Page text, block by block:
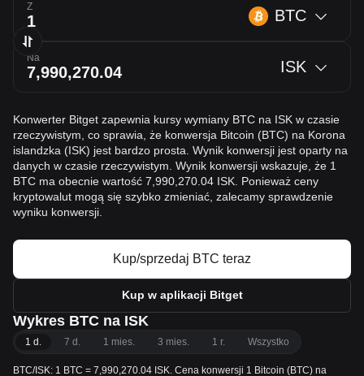
Z BTC
Na ISK
Konwerter Bitget zapewnia kursy wymiany BTC na ISK w czasie
rzeczywistym, co sprawia, że konwersja Bitcoin (BTC) na Korona
islandzka (ISK) jest bardzo prosta. Wynik konwersji jest oparty na
danych w czasie rzeczywistym. Wynik konwersji wskazuje, że 1
BTC ma obecnie wartość 7,990,270.04 ISK. Ponieważ ceny
kryptowalut mogą się szybko zmieniać, zalecamy sprawdzenie
wyniku konwersji.
Kup/sprzedaj BTC teraz
Kup w aplikacji Bitget
Wykres BTC na ISK
1 d. 7 d. 1 mies. 3 mies. 1 r. Wszystko
BTC/ISK: 1 BTC = 7,990,270.04 ISK. Cena konwersji 1 Bitcoin (BTC) na